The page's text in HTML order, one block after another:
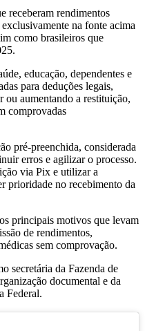
receberam rendimentos
na fonte acima
como brasileiros que
educação, dependentes e
para deduções legais,
aumentando a restituição,
comprovadas
pré-preenchida, considerada
erros e agilizar o processo.
via Pix e utilizar a
prioridade no recebimento da
principais motivos que levam
de rendimentos,
sem comprovação.
secretária da Fazenda de
documental e da
Federal.